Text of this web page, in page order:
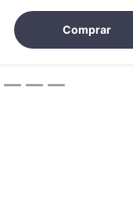
Comprar